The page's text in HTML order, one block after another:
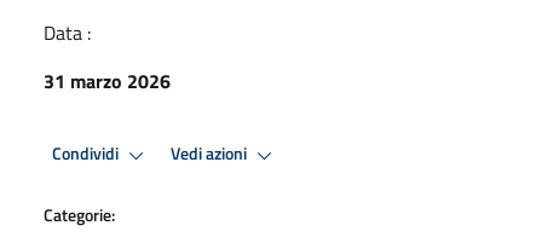
Data :
31 marzo 2026
Condividi Vedi azioni
Categorie: